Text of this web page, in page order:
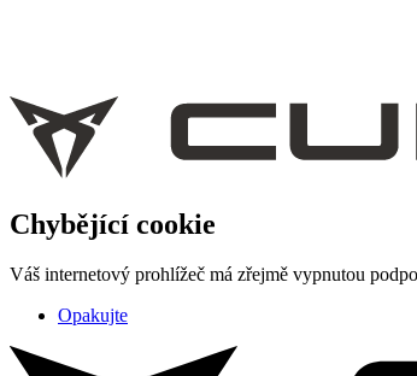
Chybějící cookie
Váš internetový prohlížeč má zřejmě vypnutou
Opakujte